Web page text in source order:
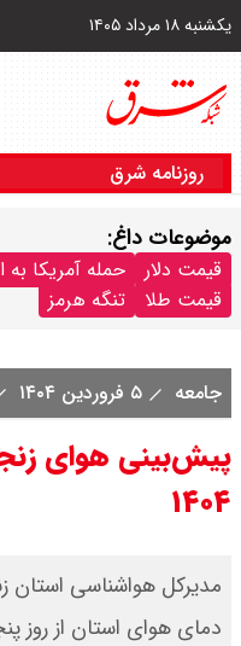
یکشنبه ۱۸ مرداد ۱۴۰۵
روزنامه شرق
موضوعات داغ:
قیمت دلار حمله آمریکا به
قیمت طلا
تنگه هرمز
جامعه ۵ فروردین ۱۴۰۴
۱۴۰۴
مدیرکل هواشناسی
دمای هوای استان از روز